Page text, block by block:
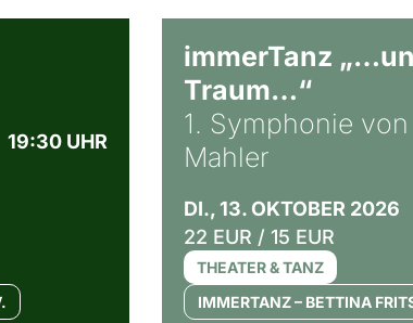
19:30 UHR
immerTanz
Traum…“
1. Symphonie
Mahler
DI., 13. OKTOBER 2026
22 EUR / 15 EUR
THEATER & TANZ
IMMERTANZ – BETTINA